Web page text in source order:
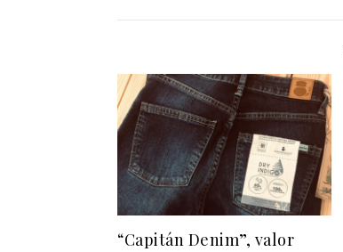
“Capitán Denim”, valor